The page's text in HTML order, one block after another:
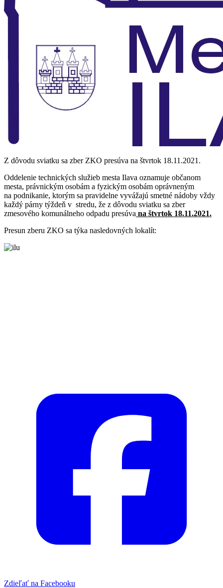
Z dôvodu sviatku sa zber ZKO presúva na štvrtok 18.11.2021.
Oddelenie technických služieb mesta Ilava oznamuje občanom
mesta, právnickým osobám a fyzickým osobám oprávneným
na podnikanie, ktorým sa pravidelne vyvážajú smetné nádoby vždy
každý párny týždeň v stredu, že z dôvodu sviatku sa zber
zmesového komunálneho odpadu presúva na štvrtok 18.11.2021.
Presun zberu ZKO sa týka nasledovných lokalít:
Zdieľať na Facebooku